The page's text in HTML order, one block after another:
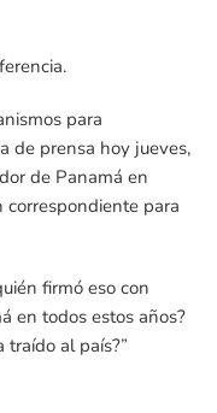
para
de prensa hoy jueves,
de Panamá en
para
firmó eso con
en todos estos años?
traído al país?”